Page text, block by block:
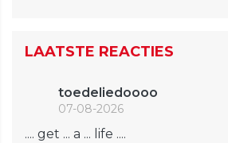
LAATSTE REACTIES
toedeliedoooo
07-08-2026
.... get ... a ... life ....